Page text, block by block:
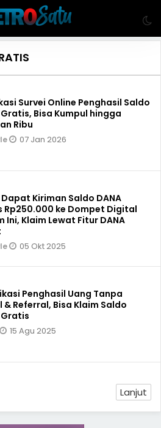
Survei Online Penghasil Saldo
Gratis, Bisa Kumpul hingga
Ribu
07 Jan 2026
Kiriman Saldo DANA
Rp250.000 ke Dompet Digital
Ini, Klaim Lewat Fitur DANA
05 Okt 2025
Penghasil Uang Tanpa
& Referral, Bisa Klaim Saldo
Gratis
15 Agu 2025
Lanjut